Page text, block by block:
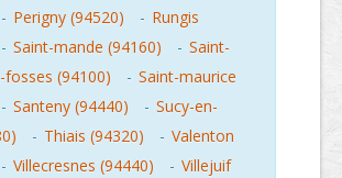
- Perigny (94520) - Rungis
- Saint-mande (94160) - Saint-
(94100)
- Saint-maurice
- Santeny (94440) - Sucy-en-
- Thiais (94320) - Valenton
- Villecresnes (94440) - Villejuif